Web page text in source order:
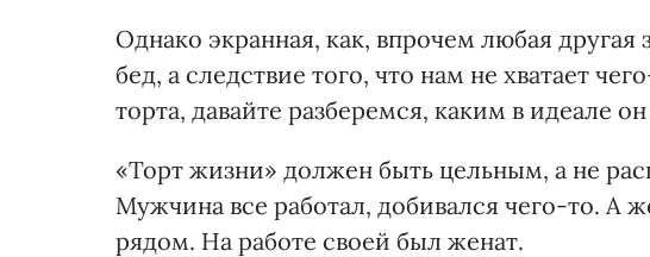
Однако экранная, как, впрочем любая
бед, а следствие того, что нам не хватает
торта, давайте разберемся, каким в идеале
«Торт жизни» должен быть цельным, а не
Мужчина все работал, добивался чего-то. А
рядом. На работе своей был женат.